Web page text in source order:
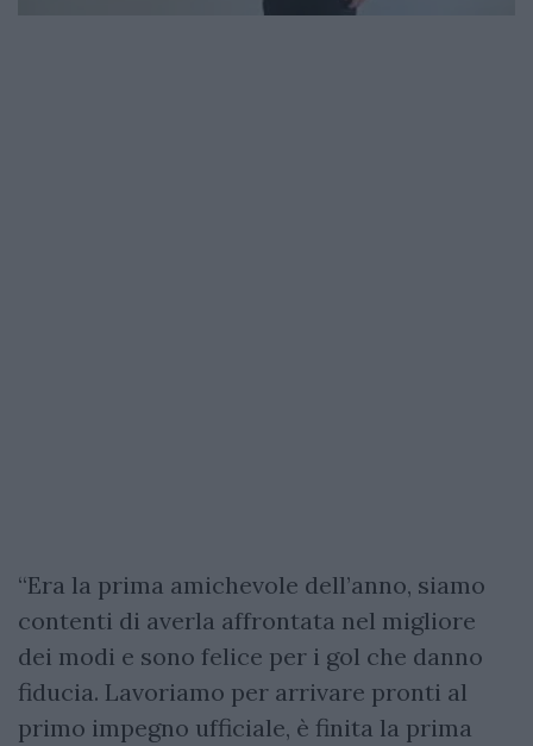
“Era la prima amichevole dell’anno, siamo
contenti di averla affrontata nel migliore
dei modi e sono felice per i gol che danno
fiducia. Lavoriamo per arrivare pronti al
primo impegno ufficiale, è finita la prima